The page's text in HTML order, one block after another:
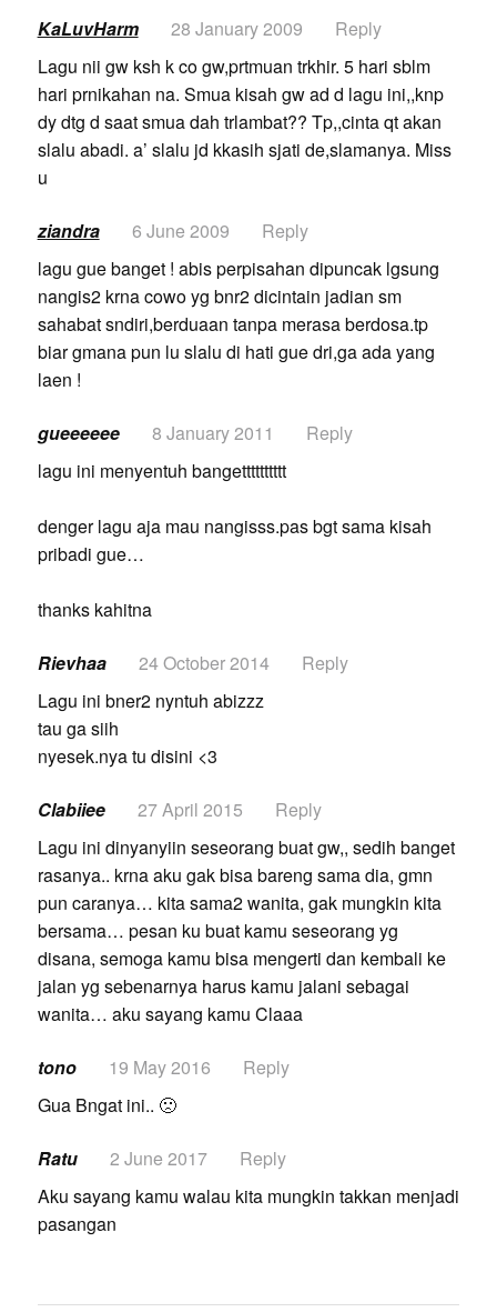
KaLuvHarm 28 January 2009
Reply
Lagu nii gw ksh k co gw,prtmuan trkhir. 5 hari sblm
hari prnikahan na. Smua kisah gw ad d lagu ini,,knp
dy dtg d saat smua dah trlambat?? Tp,,cinta qt akan
slalu abadi. a’ slalu jd kkasih sjati de,slamanya. Miss
u
ziandra 6 June 2009
Reply
lagu gue banget ! abis perpisahan dipuncak lgsung
nangis2 krna cowo yg bnr2 dicintain jadian sm
sahabat sndiri,berduaan tanpa merasa berdosa.tp
biar gmana pun lu slalu di hati gue dri,ga ada yang
laen !
gueeeeee 8 January 2011
Reply
lagu ini menyentuh bangetttttttttt
denger lagu aja mau nangisss.pas bgt sama kisah
pribadi gue…
thanks kahitna
Rievhaa 24 October 2014
Reply
Lagu ini bner2 nyntuh abizzz
tau ga siih
nyesek.nya tu disini <3
Clabiiee 27 April 2015
Reply
Lagu ini dinyanyiin seseorang buat gw,, sedih banget
rasanya.. krna aku gak bisa bareng sama dia, gmn
pun caranya… kita sama2 wanita, gak mungkin kita
bersama… pesan ku buat kamu seseorang yg
disana, semoga kamu bisa mengerti dan kembali ke
jalan yg sebenarnya harus kamu jalani sebagai
wanita… aku sayang kamu Claaa
tono 19 May 2016
Reply
Gua Bngat ini.. 🙁
Ratu 2 June 2017
Reply
Aku sayang kamu walau kita mungkin takkan menjadi
pasangan